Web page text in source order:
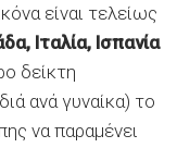
είναι τελείως
Ιταλία, Ισπανία
δείκτη
ανά γυναίκα) το
να παραμένει